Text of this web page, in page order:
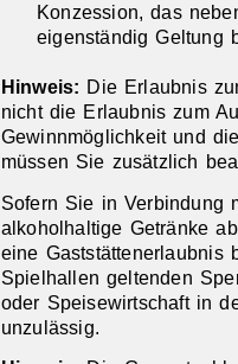
Konzession, das
eigenständig Geltung
Hinweis: Die Erlaubnis
nicht die Erlaubnis zum
Gewinnmöglichkeit und
müssen Sie zusätzlich
Sofern Sie in Verbindung
alkoholhaltige Getränke
eine Gaststättenerlaubnis
Spielhallen geltenden
oder Speisewirtschaft in
unzulässig.